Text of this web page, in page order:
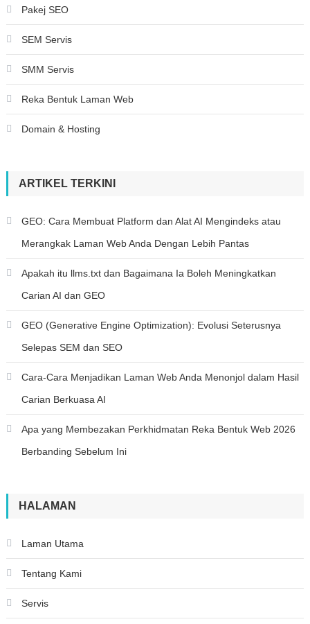
Pakej SEO
SEM Servis
SMM Servis
Reka Bentuk Laman Web
Domain & Hosting
ARTIKEL TERKINI
GEO: Cara Membuat Platform dan Alat AI Mengindeks atau
Merangkak Laman Web Anda Dengan Lebih Pantas
Apakah itu llms.txt dan Bagaimana Ia Boleh Meningkatkan
Carian AI dan GEO
GEO (Generative Engine Optimization): Evolusi Seterusnya
Selepas SEM dan SEO
Cara-Cara Menjadikan Laman Web Anda Menonjol dalam Hasil
Carian Berkuasa AI
Apa yang Membezakan Perkhidmatan Reka Bentuk Web 2026
Berbanding Sebelum Ini
HALAMAN
Laman Utama
Tentang Kami
Servis